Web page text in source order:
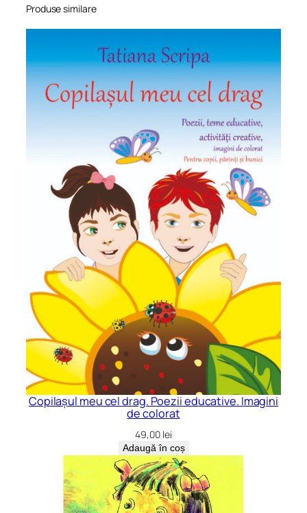
Produse similare
Copilașul meu cel drag. Poezii educative. Imagini
de colorat
49,00 lei
Adaugă în coș